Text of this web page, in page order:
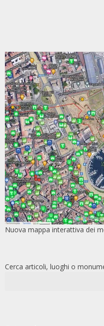
Nuova mappa interattiva dei
Cerca articoli, luoghi o